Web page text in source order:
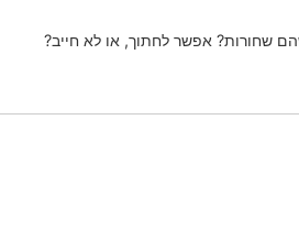
שחורות? אפשר לחתוך, או לא חייב?